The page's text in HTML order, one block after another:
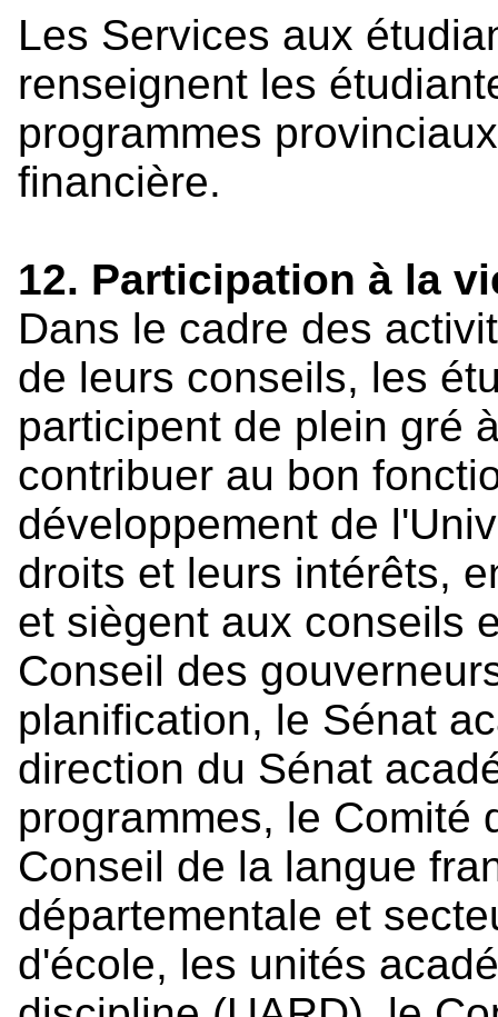
Les Services aux
renseignent les
programmes
financière.
12. Participation à la
Dans le cadre des
de leurs conseils, les
participent de plein gré
contribuer au bon
développement de
droits et leurs intérêts,
et siègent aux conseils
Conseil des
planification, le Sénat
direction du Sénat
programmes, le Comité
Conseil de la langue
départementale et
d'école, les unités